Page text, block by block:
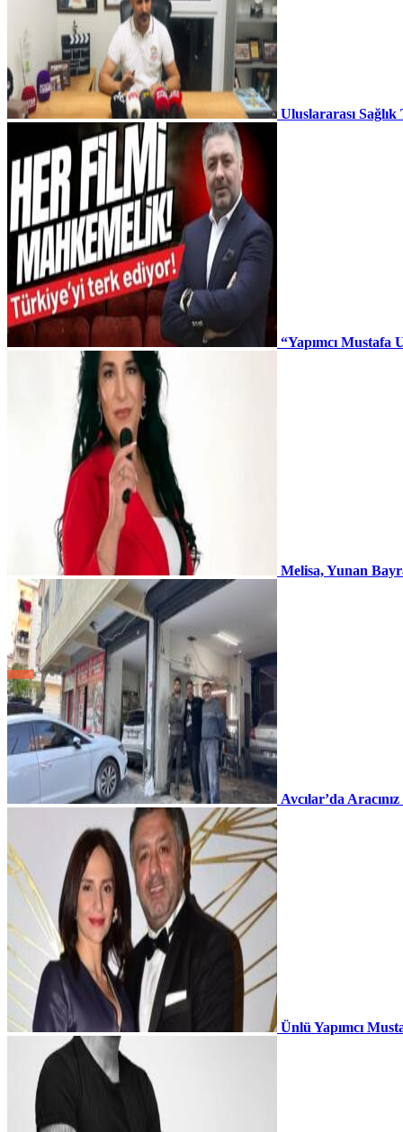
Uluslararası
“Yapımcı Mustafa
Melisa, Yunan
Avcılar’da
Ünlü Yapımcı